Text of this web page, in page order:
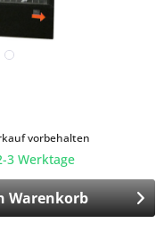
vorbehalten
3 Werktage
Warenkorb